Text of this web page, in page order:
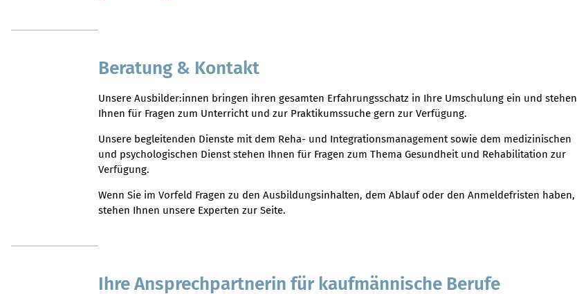
Beratung & Kontakt
Unsere Ausbilder:innen bringen ihren gesamten Erfahrungsschatz in Ihre Umschulung ein und stehen
Ihnen für Fragen zum Unterricht und zur Praktikumssuche gern zur Verfügung.
Unsere begleitenden Dienste mit dem Reha- und Integrationsmanagement sowie dem medizinischen
und psychologischen Dienst stehen Ihnen für Fragen zum Thema Gesundheit und Rehabilitation zur
Verfügung.
Wenn Sie im Vorfeld Fragen zu den Ausbildungsinhalten, dem Ablauf oder den Anmeldefristen haben,
stehen Ihnen unsere Experten zur Seite.
Ihre Ansprechpartnerin für kaufmännische Berufe